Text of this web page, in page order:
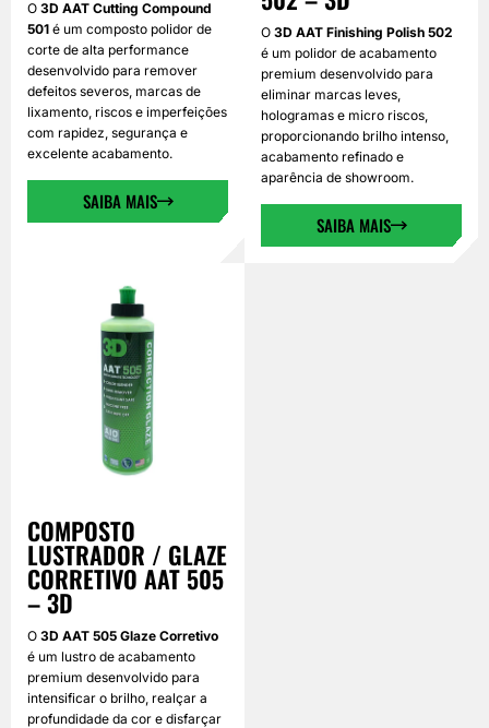
O 3D AAT Cutting Compound
501 é um composto polidor de
corte de alta performance
desenvolvido para remover
defeitos severos, marcas de
lixamento, riscos e imperfeições
com rapidez, segurança e
excelente acabamento.
SAIBA MAIS
O 3D AAT Finishing Polish 502
é um polidor de acabamento
premium desenvolvido para
eliminar marcas leves,
hologramas e micro riscos,
proporcionando brilho intenso,
acabamento refinado e
aparência de showroom.
SAIBA MAIS
COMPOSTO
LUSTRADOR / GLAZE
CORRETIVO AAT 505
– 3D
O 3D AAT 505 Glaze Corretivo
é um lustro de acabamento
premium desenvolvido para
intensificar o brilho, realçar a
profundidade da cor e disfarçar